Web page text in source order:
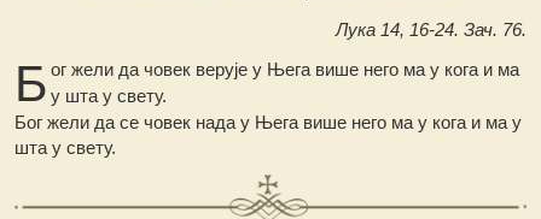
Лука 14, 16-24. Зач. 76.
Б ог жели да човек верује у Њега више него ма у кога и ма
у шта у свету.
Бог жели да се човек нада у Њега више него ма у кога и ма у
шта у свету.